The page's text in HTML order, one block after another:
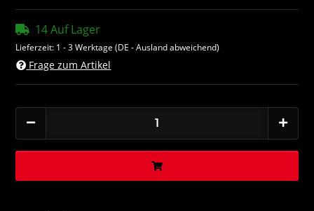
14 Auf Lager
Lieferzeit: 1 - 3 Werktage(DE - Ausland abweichend)
Frage zum Artikel